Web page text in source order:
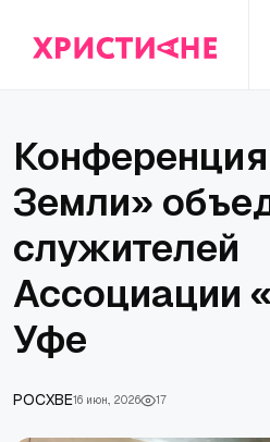
Земли»
служителей
Ассоциации
Уфе
РОСХВЕ16 июн., 2026 17